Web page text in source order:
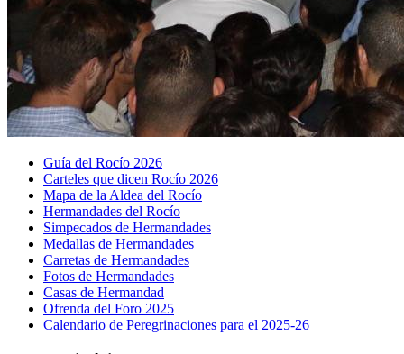
Guía del Rocío 2026
Carteles que dicen Rocío 2026
Mapa de la Aldea del Rocío
Hermandades del Rocío
Simpecados de Hermandades
Medallas de Hermandades
Carretas de Hermandades
Fotos de Hermandades
Casas de Hermandad
Ofrenda del Foro 2025
Calendario de Peregrinaciones para el 2025-26